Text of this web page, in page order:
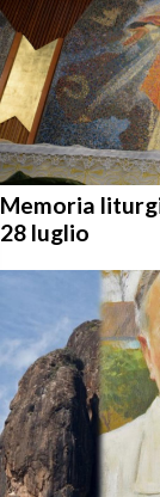
Memoria
28 luglio